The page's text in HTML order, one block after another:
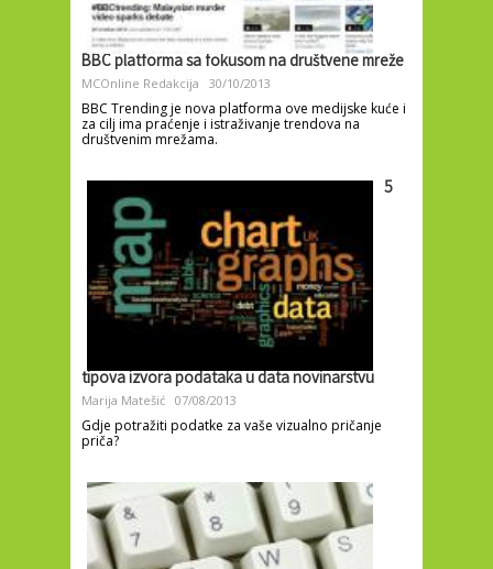
BBC platforma sa fokusom na društvene mreže
MCOnline Redakcija 30/10/2013
BBC Trending je nova platforma ove medijske kuće i
za cilj ima praćenje i istraživanje trendova na
društvenim mrežama.
5
tipova izvora podataka u data novinarstvu
Marija Matešić 07/08/2013
Gdje potražiti podatke za vaše vizualno pričanje
priča?